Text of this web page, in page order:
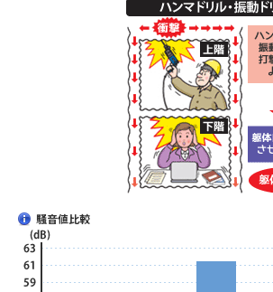
騒音値比較